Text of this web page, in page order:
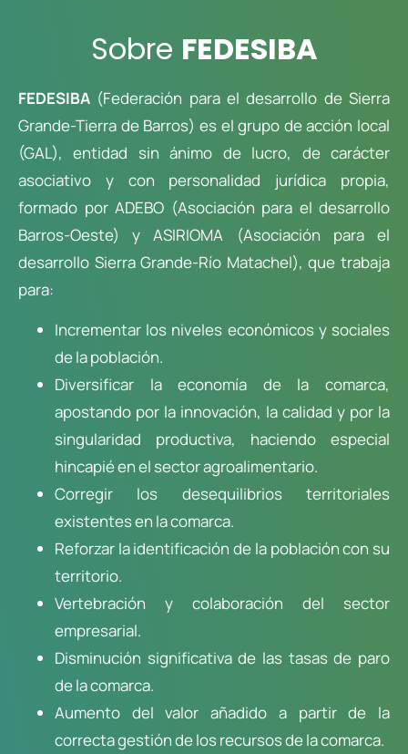
Sobre FEDESIBA
FEDESIBA (Federación para el desarrollo de Sierra
Grande-Tierra de Barros) es el grupo de acción local
(GAL), entidad sin ánimo de lucro, de carácter
asociativo y con personalidad jurídica propia,
formado por ADEBO (Asociación para el desarrollo
Barros-Oeste) y ASIRIOMA (Asociación para el
desarrollo Sierra Grande-Río Matachel), que trabaja
para:
Incrementar los niveles económicos y sociales
de la población.
Diversificar la economía de la comarca,
apostando por la innovación, la calidad y por la
singularidad productiva, haciendo especial
hincapié en el sector agroalimentario.
Corregir los desequilibrios territoriales
existentes en la comarca.
Reforzar la identificación de la población con su
territorio.
Vertebración y colaboración del sector
empresarial.
Disminución significativa de las tasas de paro
de la comarca.
Aumento del valor añadido a partir de la
correcta gestión de los recursos de la comarca.